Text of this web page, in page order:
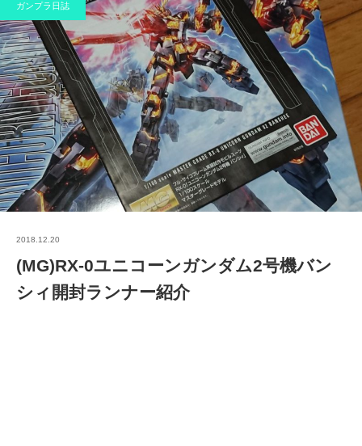
ガンプラ日誌
2018.12.20
(MG)RX-0ユニコーンガンダム2号機バン
シィ開封ランナー紹介